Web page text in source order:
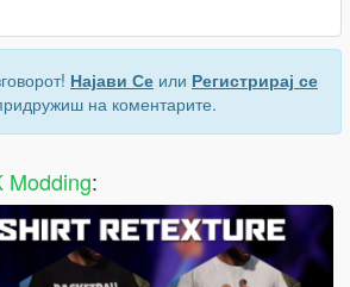
Најави Се или Регистрирај се
на коментарите.
Modding: